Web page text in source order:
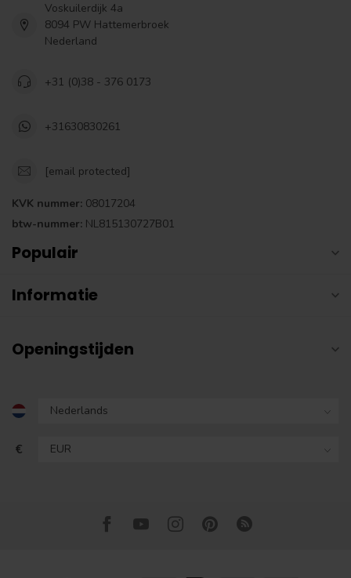
Voskuilerdijk 4a
8094 PW Hattemerbroek
Nederland
+31 (0)38 - 376 0173
+31630830261
[email protected]
KVK nummer: 08017204
btw-nummer: NL815130727B01
Populair
Informatie
Openingstijden
€